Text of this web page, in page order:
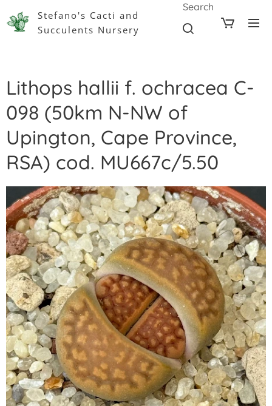
Stefano's Cacti and
Succulents Nursery
Search
Lithops hallii f. ochracea C-
098 (50km N-NW of
Upington, Cape Province,
RSA) cod. MU667c/5.50